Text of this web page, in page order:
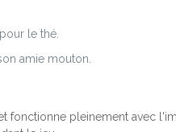
le thé.
amie mouton.
fonctionne pleinement avec